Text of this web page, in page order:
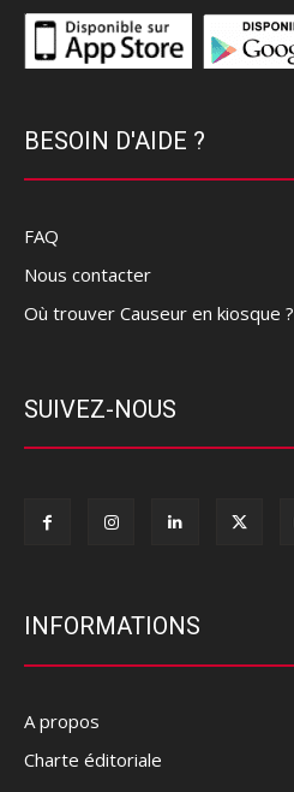
BESOIN D'AIDE ?
FAQ
Nous contacter
Où trouver Causeur en kiosque ?
SUIVEZ-NOUS
INFORMATIONS
A propos
Charte éditoriale